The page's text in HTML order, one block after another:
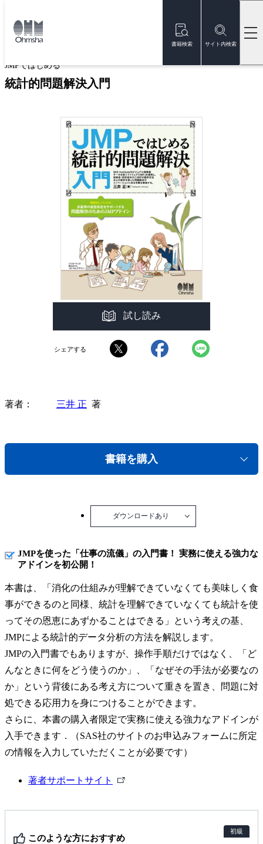
書籍検索 サイト内検索
トップ
JMPではじめる
統計的問題解決入門
試し読み
シェアする
著者 三井 正 著
書籍を購入
ダウンロードあり
JMPを使った「仕事の流儀」の入門書！ 実務に使える強力な
アドインを初公開！
本書は、「消化の仕組みが理解できていなくても美味しく食
事ができるのと同様、統計を理解できていなくても統計を使
ってその恩恵にあずかることはできる」という考えの基、
JMPによる統計的データ分析の方法を解説します。
JMPの入門書でもありますが、操作手順だけではなく、「ど
んなときに何をどう使うのか」、「なぜその手法が必要なの
か」という背後にある考え方について重きを置き、問題に対
処できる応用力を身につけることができます。
さらに、本書の購入者限定で実務に使える強力なアドインが
入手できます．（SAS社のサイトのお申込みフォームに所定
の情報を入力していただくことが必要です）
著者サポートサイト
外
リ
このような方におすすめ
初級